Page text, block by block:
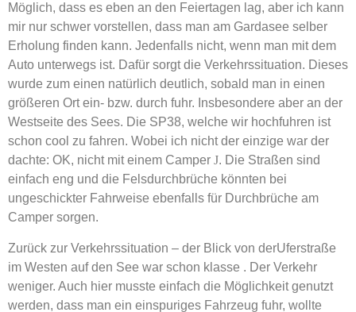
Möglich, dass es eben an den Feiertagen lag, aber ich kann
mir nur schwer vorstellen, dass man am Gardasee selber
Erholung finden kann. Jedenfalls nicht, wenn man mit dem
Auto unterwegs ist. Dafür sorgt die Verkehrssituation. Dieses
wurde zum einen natürlich deutlich, sobald man in einen
größeren Ort ein- bzw. durch fuhr. Insbesondere aber an der
Westseite des Sees. Die SP38, welche wir hochfuhren ist
schon cool zu fahren. Wobei ich nicht der einzige war der
dachte: OK, nicht mit einem Camper J. Die Straßen sind
einfach eng und die Felsdurchbrüche könnten bei
ungeschickter Fahrweise ebenfalls für Durchbrüche am
Camper sorgen.
Zurück zur Verkehrssituation – der Blick von derUferstraße
im Westen auf den See war schon klasse . Der Verkehr
weniger. Auch hier musste einfach die Möglichkeit genutzt
werden, dass man ein einspuriges Fahrzeug fuhr, wollte